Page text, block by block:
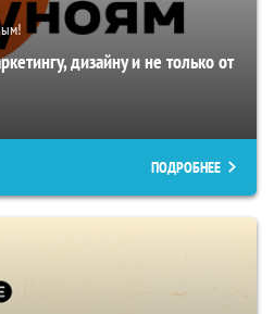
дизайну и не только от
ПОДРОБНЕЕ